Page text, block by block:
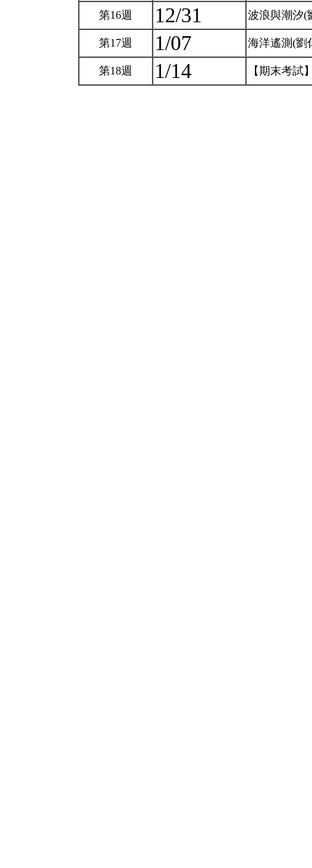
第16週 12/31 波浪與潮汐(
第17週 1/07 海洋遙測(劉
第18週 1/14 【期末考試